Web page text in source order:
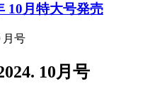
10月特大号発売
10月号